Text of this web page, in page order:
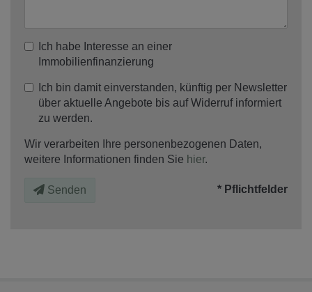
Ich habe Interesse an einer
Immobilienfinanzierung
Ich bin damit einverstanden, künftig per Newsletter
über aktuelle Angebote bis auf Widerruf informiert
zu werden.
Wir verarbeiten Ihre personenbezogenen Daten,
weitere Informationen finden Sie hier.
Senden * Pflichtfelder